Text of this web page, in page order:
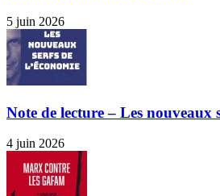
5 juin 2026
Note de lecture – Les nouveaux
4 juin 2026